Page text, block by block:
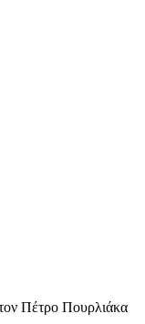
Πέτρο Πουρλιάκα